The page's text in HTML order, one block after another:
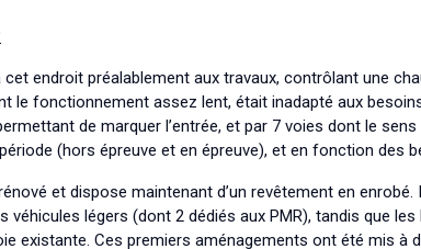
cet endroit préalablement aux travaux, contrôlant une
le fonctionnement assez lent, était inadapté aux
de marquer l’entrée, et par 7 voies dont le
(hors épreuve et en épreuve), et en fonction des
et dispose maintenant d’un revêtement en enrobé.
véhicules légers (dont 2 dédiés aux PMR), tandis que
existante. Ces premiers aménagements ont été mis à